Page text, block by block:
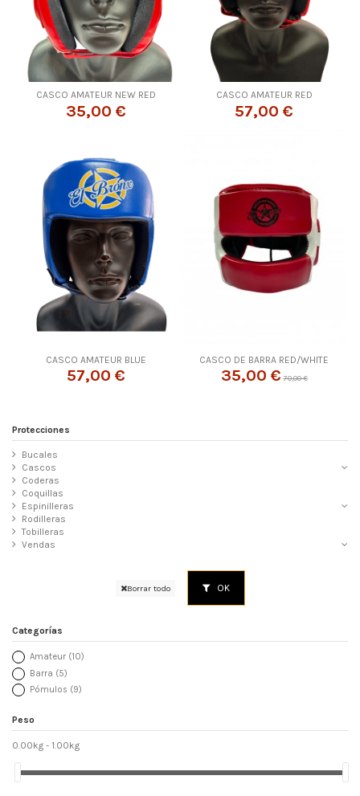
CASCO AMATEUR NEW RED
35,00 €
CASCO AMATEUR RED
57,00 €
CASCO AMATEUR BLUE
57,00 €
CASCO DE BARRA RED/WHITE
35,00 € 70,00 €
Protecciones
Bucales
Cascos
Coderas
Coquillas
Espinilleras
Rodilleras
Tobilleras
Vendas
Borrar todo OK
Categorías
Amateur (10)
Barra (5)
Pómulos (9)
Peso
0.00kg - 1.00kg